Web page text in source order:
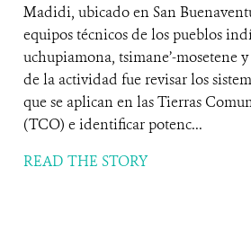
Madidi, ubicado en San
equipos técnicos de los pueblos
uchupiamona, tsimane’-mosetene
de la actividad fue revisar los
que se aplican en las Tierras
(TCO) e identificar potenc...
READ THE STORY